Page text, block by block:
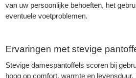
van uw persoonlijke behoeften, het
eventuele voetproblemen.
Ervaringen met stevige
Stevige damespantoffels scoren bij
hoog op comfort, warmte en